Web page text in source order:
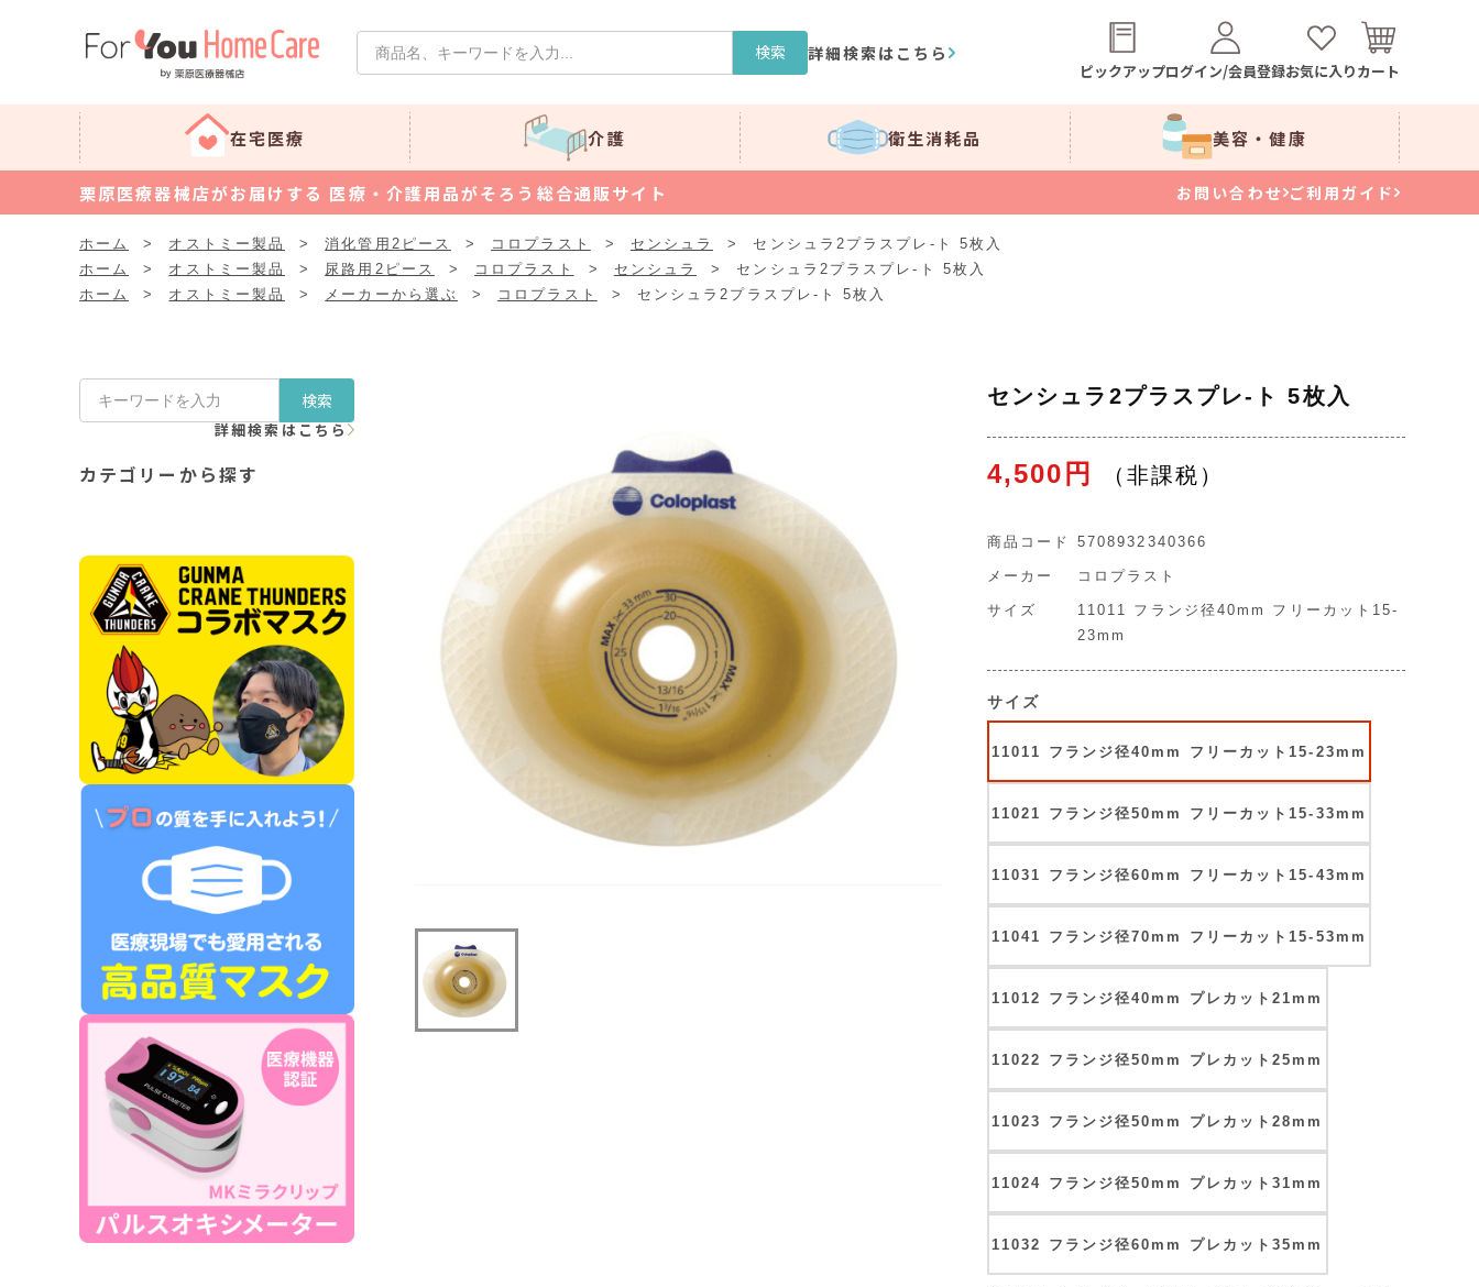
検索 詳細検索はこちら
ピックアップログイン/会員登録お気に入りカート
在宅医療 介護 衛生消耗品 美容・健康
栗原医療器械店がお届けする 医療・介護用品がそろう総合通販サイト お問い合わせ ご利用ガイド
ホーム > オストミー製品 > 消化管用2ピース > コロプラスト > センシュラ >
センシュラ2プラスプレ-ト 5枚入
ホーム
> オストミー製品 > 尿路用2ピース > コロプラスト > センシュラ >
センシュラ2プラスプレ-ト 5枚入
ホーム
> オストミー製品 > メーカーから選ぶ > コロプラスト > センシュラ2プラスプレ-ト 5枚入
検索
詳細検索はこちら
カテゴリーから探す
センシュラ2プラスプレ-ト 5枚入
4,500円
商品コード 5708932340366
メーカー コロプラスト
サイズ
11011 フランジ径40mm フリーカット15-
23mm
サイズ
11011 フランジ径40mm フリーカット15-23mm
11021 フランジ径50mm フリーカット15-33mm
11031 フランジ径60mm フリーカット15-43mm
11041 フランジ径70mm フリーカット15-53mm
11012 フランジ径40mm プレカット21mm
11022 フランジ径50mm プレカット25mm
11023 フランジ径50mm プレカット28mm
11024 フランジ径50mm プレカット31mm
11032 フランジ径60mm プレカット35mm